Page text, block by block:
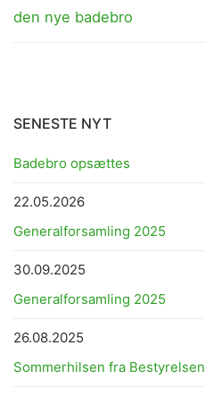
post:
den nye badebro
SENESTE NYT
Badebro opsættes
22.05.2026
Generalforsamling 2025
30.09.2025
Generalforsamling 2025
26.08.2025
Sommerhilsen fra Bestyrelsen